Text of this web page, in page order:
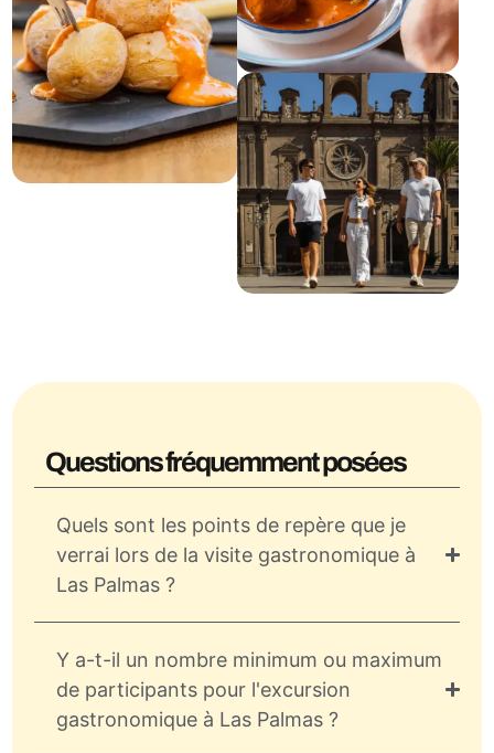
Questions fréquemment posées
Quels sont les points de repère que je
verrai lors de la visite gastronomique à
Las Palmas ?
Y a-t-il un nombre minimum ou maximum
de participants pour l'excursion
gastronomique à Las Palmas ?